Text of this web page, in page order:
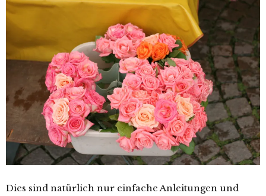
Dies sind natürlich nur einfache Anleitungen und